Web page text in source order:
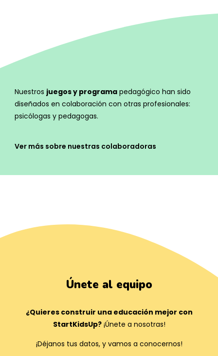
Nuestros juegos y programa pedagógico han sido
diseñados en colaboración con otras profesionales:
psicólogas y pedagogas.
Ver más sobre nuestras colaboradoras
Únete al equipo
¿Quieres construir una educación mejor con
StartKidsUp?¡Únete a nosotras!
¡Déjanos tus datos, y vamos a conocernos!